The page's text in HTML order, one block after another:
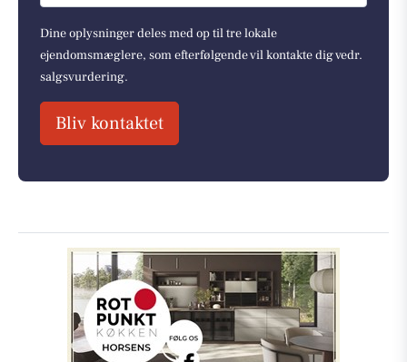
Dine oplysninger deles med op til tre lokale
ejendomsmæglere, som efterfølgende vil kontakte dig vedr.
salgsvurdering.
Bliv kontaktet